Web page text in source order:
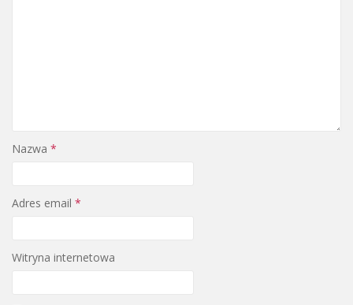
Nazwa *
Adres email *
Witryna internetowa